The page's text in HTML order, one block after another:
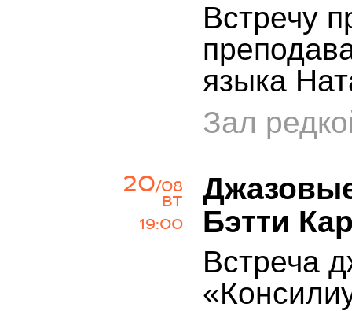
Встречу
языка
Зал
20/08
ВТ
19:00
Бэтти
Встреча